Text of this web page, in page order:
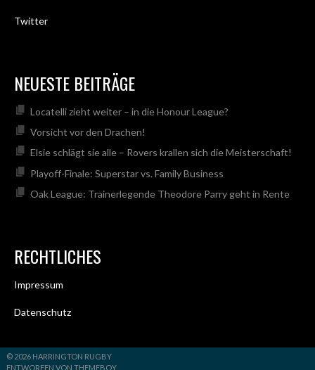
Twitter
NEUESTE BEITRÄGE
Locatelli zieht weiter – in die Honour League?
Vorsicht vor den Drachen!
Elsie schlägt sie alle – Rovers krallen sich die Meisterschaft!
Playoff-Finale: Superstar vs. Family Business
Oak League: Trainerlegende Theodore Parry geht in Rente
RECHTLICHES
Impressum
Datenschutz
© 2026 HARRINGTON RUGBY
ENTWORFEN VON THEMEBOY